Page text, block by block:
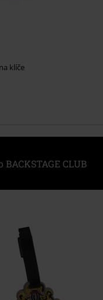
klíče
CLUB